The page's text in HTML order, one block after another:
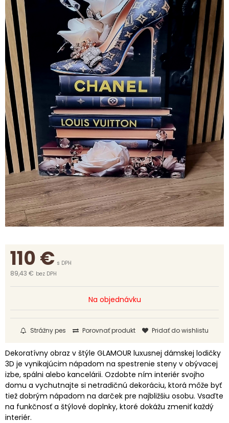
110€ s DPH
89,43 € bez DPH
Na objednávku
Strážny pes Porovnať produkt Pridať do wishlistu
Dekoratívny obraz v štýle GLAMOUR luxusnej dámskej lodičky
3D je vynikajúcim nápadom na spestrenie steny v obývacej
izbe, spálni alebo kancelárii. Ozdobte ním interiér svojho
domu a vychutnajte si netradičnú dekoráciu, ktorá môže byť
tiež dobrým nápadom na darček pre najbližšiu osobu. Vsaďte
na funkčnosť a štýlové doplnky, ktoré dokážu zmeniť každý
interiér.